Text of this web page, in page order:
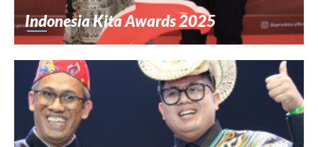
Indonesia Kita Awards 2025